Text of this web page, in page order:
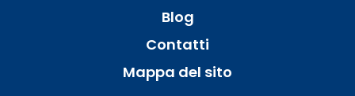
Blog
Contatti
Mappa del sito